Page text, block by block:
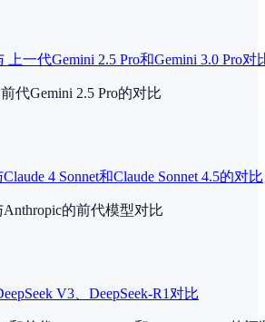
Mind
上一代Gemini 2.5 Pro和Gemini 3.0 Pro对
代Gemini 2.5 Pro的对比
4 Sonnet和Claude Sonnet 4.5的对比
Anthropic的前代模型对比
V3、DeepSeek-R1对比